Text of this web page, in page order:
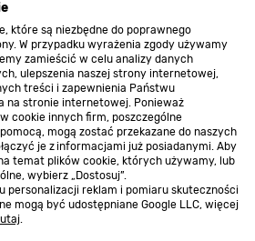
które są niezbędne do poprawnego
W przypadku wyrażenia zgody używamy
zamieścić w celu analizy danych
ulepszenia naszej strony internetowej,
treści i zapewnienia Państwu
na stronie internetowej. Ponieważ
cookie innych firm, poszczególne
mogą zostać przekazane do naszych
je z informacjami już posiadanymi. Aby
temat plików cookie, których używamy, lub
wybierz „Dostosuj”.
personalizacji reklam i pomiaru skuteczności
mogą być udostępniane Google LLC, więcej
.